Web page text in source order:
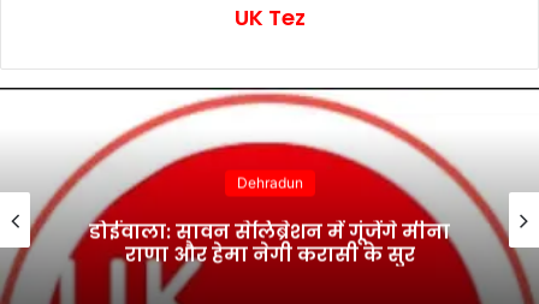
UK Tez
Dehradun
डोईवाला: सावन सेलिब्रेशन में गूंजेंगे मीना
राणा और हेमा नेगी करासी के सुर